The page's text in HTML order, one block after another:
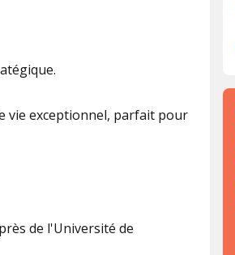
vie exceptionnel, parfait pour
de l'Université de